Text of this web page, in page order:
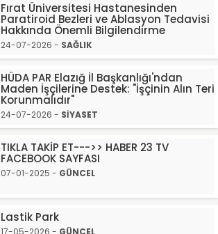
Fırat Üniversitesi Hastanesinden
Paratiroid Bezleri ve Ablasyon Tedavisi
Hakkında Önemli Bilgilendirme
24-07-2026 - SAĞLIK
HÜDA PAR Elazığ İl Başkanlığı'ndan
Maden İşçilerine Destek: "İşçinin Alın Teri
Korunmalıdır"
24-07-2026 - SİYASET
TIKLA TAKİP ET--->> HABER 23 TV
FACEBOOK SAYFASI
07-01-2025 - GÜNCEL
Lastik Park
17-05-2026 - GÜNCEL